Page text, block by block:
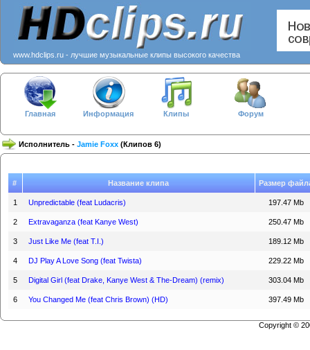
www.hdclips.ru - лучшие музыкальные клипы высокого качества
Главная Информация Клипы Форум
Исполнитель - Jamie Foxx (Клипов 6)
# Название клипа Размер
1 Unpredictable (feat Ludacris) 197.47 Mb
2 Extravaganza (feat Kanye West) 250.47 Mb
3 Just Like Me (feat T.I.) 189.12 Mb
4 DJ Play A Love Song (feat Twista) 229.22 Mb
5 Digital Girl (feat Drake, Kanye West & The-Dream) (remix) 303.04 Mb
6 You Changed Me (feat Chris Brown) (HD) 397.49 Mb
Copyright ©